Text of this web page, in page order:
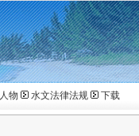
物 水文法律法规 下载